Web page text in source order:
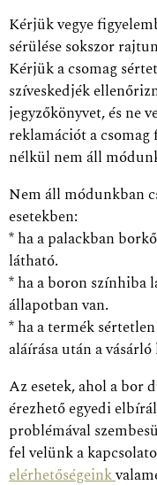
Kérjük vegye
sérülése sokszor
Kérjük a csomag
szíveskedjék
jegyzőkönyvet, és ne
reklamációt a
nélkül nem áll
Nem áll módunkban
esetekben:
* ha a palackban
látható.
* ha a boron színhiba
állapotban van.
* ha a termék
aláírása után a
Az esetek, ahol a bor
érezhető egyedi
problémával
fel velünk a
elérhetőségeink